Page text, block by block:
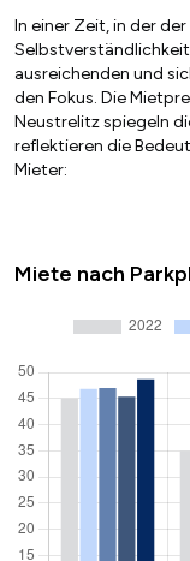
In einer Zeit, in der
ausreichenden und
den Fokus. Die
Neustrelitz spiegeln
reflektieren die
Mieter:
Miete nach